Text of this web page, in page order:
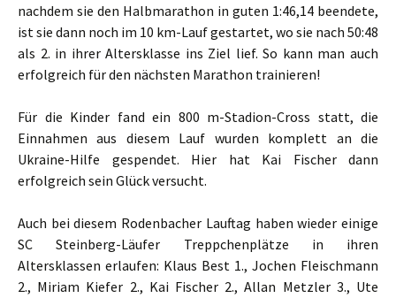
nachdem sie den Halbmarathon in guten 1:46,14 beendete,
ist sie dann noch im 10 km-Lauf gestartet, wo sie nach 50:48
als 2. in ihrer Altersklasse ins Ziel lief. So kann man auch
erfolgreich für den nächsten Marathon trainieren!
Für die Kinder fand ein 800 m-Stadion-Cross statt, die
Einnahmen aus diesem Lauf wurden komplett an die
Ukraine-Hilfe gespendet. Hier hat Kai Fischer dann
erfolgreich sein Glück versucht.
Auch bei diesem Rodenbacher Lauftag haben wieder einige
SC Steinberg-Läufer Treppchenplätze in ihren
Altersklassen erlaufen: Klaus Best 1., Jochen Fleischmann
2., Miriam Kiefer 2., Kai Fischer 2., Allan Metzler 3., Ute